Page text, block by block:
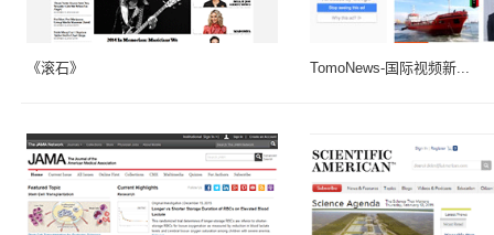
《滚石》 TomoNews-国际视频新...